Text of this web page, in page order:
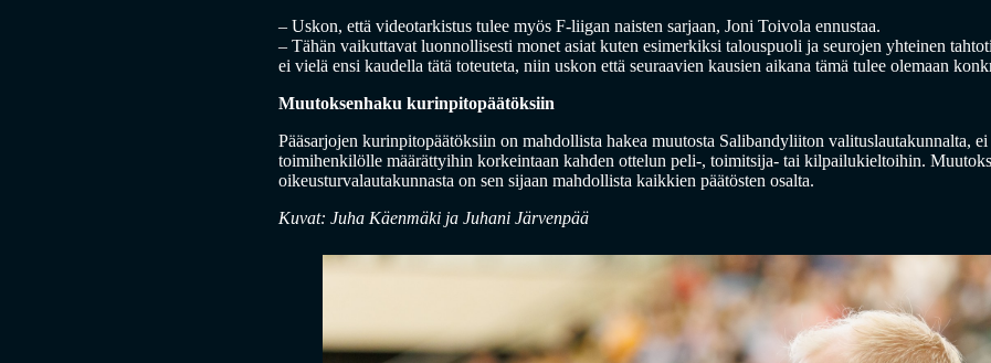
– Uskon, että videotarkistus tulee myös F-liigan naisten sarjaan, Joni Toivola ennustaa.
– Tähän vaikuttavat luonnollisesti monet asiat kuten esimerkiksi talouspuoli ja seurojen yhteinen
ei vielä ensi kaudella tätä toteuteta, niin uskon että seuraavien kausien aikana tämä tulee olemaan
Muutoksenhaku kurinpitopäätöksiin
Pääsarjojen kurinpitopäätöksiin on mahdollista hakea muutosta Salibandyliiton valituslautakunnalta,
toimihenkilölle määrättyihin korkeintaan kahden ottelun peli-, toimitsija- tai kilpailukieltoihin.
oikeusturvalautakunnasta on sen sijaan mahdollista kaikkien päätösten osalta.
Kuvat: Juha Käenmäki ja Juhani Järvenpää